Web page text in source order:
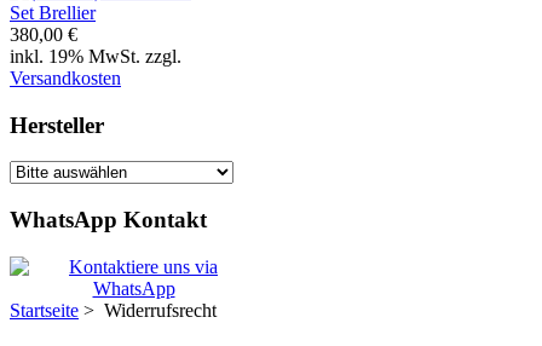
Set Brellier
380,00 €
inkl. 19% MwSt. zzgl.
Versandkosten
Hersteller
WhatsApp Kontakt
Startseite > Widerrufsrecht